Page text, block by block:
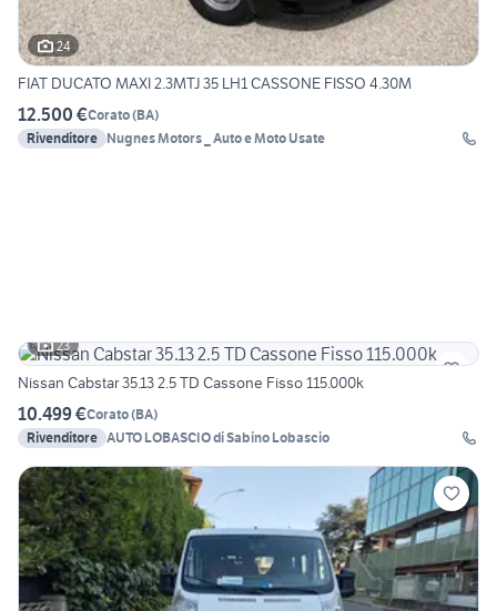
24
FIAT DUCATO MAXI 2.3MTJ 35 LH1 CASSONE FISSO 4.30M
12.500 €Corato(BA)
Rivenditore Nugnes Motors _ Auto e Moto Usate
23
Nissan Cabstar 35.13 2.5 TD Cassone Fisso 115.000k
10.499 €Corato(BA)
Rivenditore AUTO LOBASCIO di Sabino Lobascio